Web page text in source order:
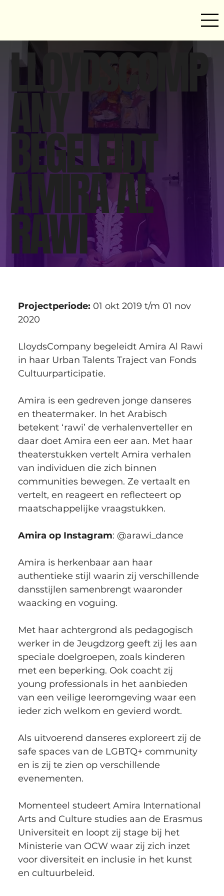
LLOYDSCOMP
ANY
BEGELEIDT
AMIRA AL
RAWI
Projectperiode: 01 okt 2019 ⁠t/m 01 nov
2020
LloydsCompany begeleidt Amira Al Rawi
in haar Urban Talents Traject van Fonds
Cultuurparticipatie.
Amira is een gedreven jonge danseres
en theatermaker. In het Arabisch
betekent ‘rawi’ de verhalenverteller en
daar doet Amira een eer aan. Met haar
theaterstukken vertelt Amira verhalen
van individuen die zich binnen
communities bewegen. Ze vertaalt en
vertelt, en reageert en reflecteert op
maatschappelijke vraagstukken.
Amira op Instagram: @arawi_dance
Amira is herkenbaar aan haar
authentieke stijl waarin zij verschillende
dansstijlen samenbrengt waaronder
waacking en voguing.
Met haar achtergrond als pedagogisch
werker in de Jeugdzorg geeft zij les aan
speciale doelgroepen, zoals kinderen
met een beperking. Ook coacht zij
young professionals in het aanbieden
van een veilige leeromgeving waar een
ieder zich welkom en gevierd wordt.
Als uitvoerend danseres exploreert zij de
safe spaces van de LGBTQ+ community
en is zij te zien op verschillende
evenementen.
Momenteel studeert Amira International
Arts and Culture studies aan de Erasmus
Universiteit en loopt zij stage bij het
Ministerie van OCW waar zij zich inzet
voor diversiteit en inclusie in het kunst
en cultuurbeleid.